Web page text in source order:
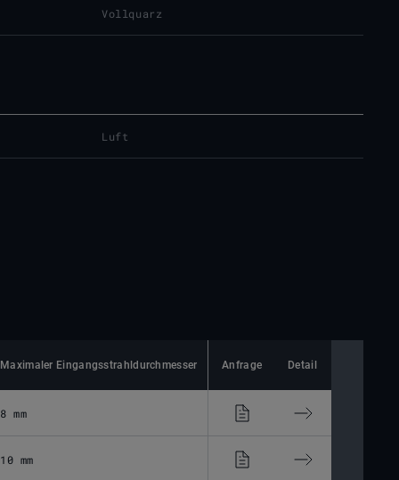
Vollquarz
Luft
Maximaler Eingangsstrahldurchmesser Minimaler Fokusdurchmesser
Anfrage Detail
8 mm 24,34 μm
10 mm 30,87 μm